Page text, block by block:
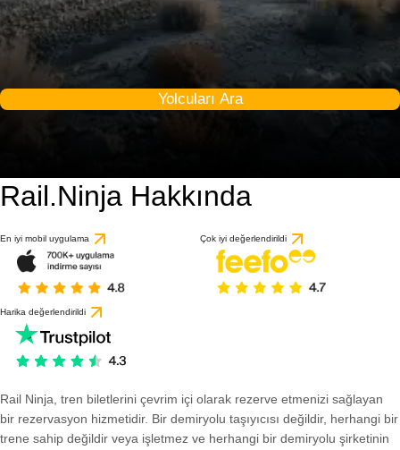
Yolcuları Ara
Rail.Ninja Hakkında
En iyi mobil uygulama Çok iyi değerlendirildi
Harika değerlendirildi
Rail Ninja, tren biletlerini çevrim içi olarak rezerve etmenizi sağlayan
bir rezervasyon hizmetidir. Bir demiryolu taşıyıcısı değildir, herhangi bir
trene sahip değildir veya işletmez ve herhangi bir demiryolu şirketinin